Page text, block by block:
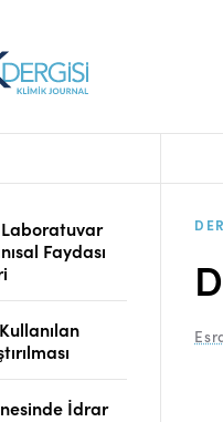
Laboratuvar
Faydası
İdrar